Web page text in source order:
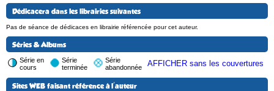
Dédicacera dans les librairies suivantes
Pas de séance de dédicaces en librairie référencée pour cet auteur.
Séries & Albums
Série en
cours
Série
terminée
Série
abandonnée
AFFICHER sans les couvertures
Sites WEB faisant référence à l'auteur